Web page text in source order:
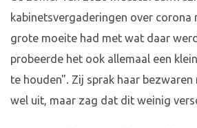
kabinetsvergaderingen over corona
grote moeite had met wat daar
probeerde het ook allemaal een
te houden". Zij sprak haar
wel uit, maar zag dat dit weinig